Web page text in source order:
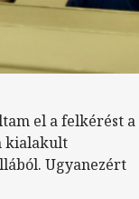
el a felkérést a
kialakult
Ugyanezért